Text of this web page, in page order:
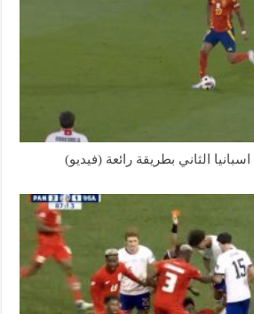
الثاني بطريقة رائعة (فيديو)